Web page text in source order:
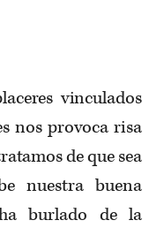
vinculados
nos provoca risa
de que sea
nuestra buena
burlado de la